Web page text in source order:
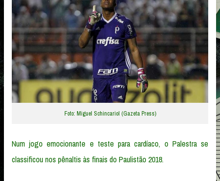
Foto: Miguel Schincariol (Gazeta Press)
Num jogo emocionante e teste para cardíaco, o Palestra se
classificou nos pênaltis às finais do Paulistão 2018.